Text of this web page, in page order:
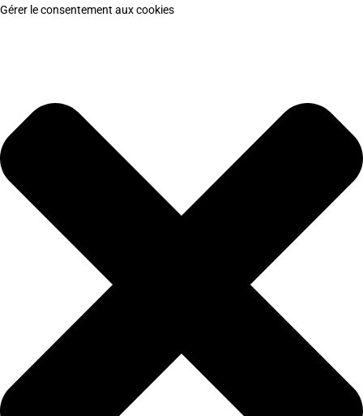
Gérer le consentement aux cookies